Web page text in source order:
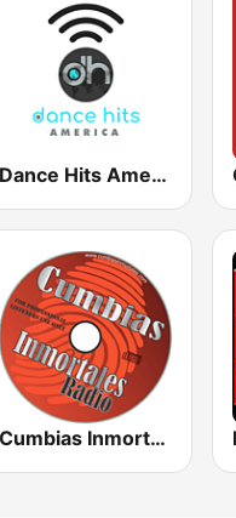
Dance Hits America
Cumbias Inmortales Radio